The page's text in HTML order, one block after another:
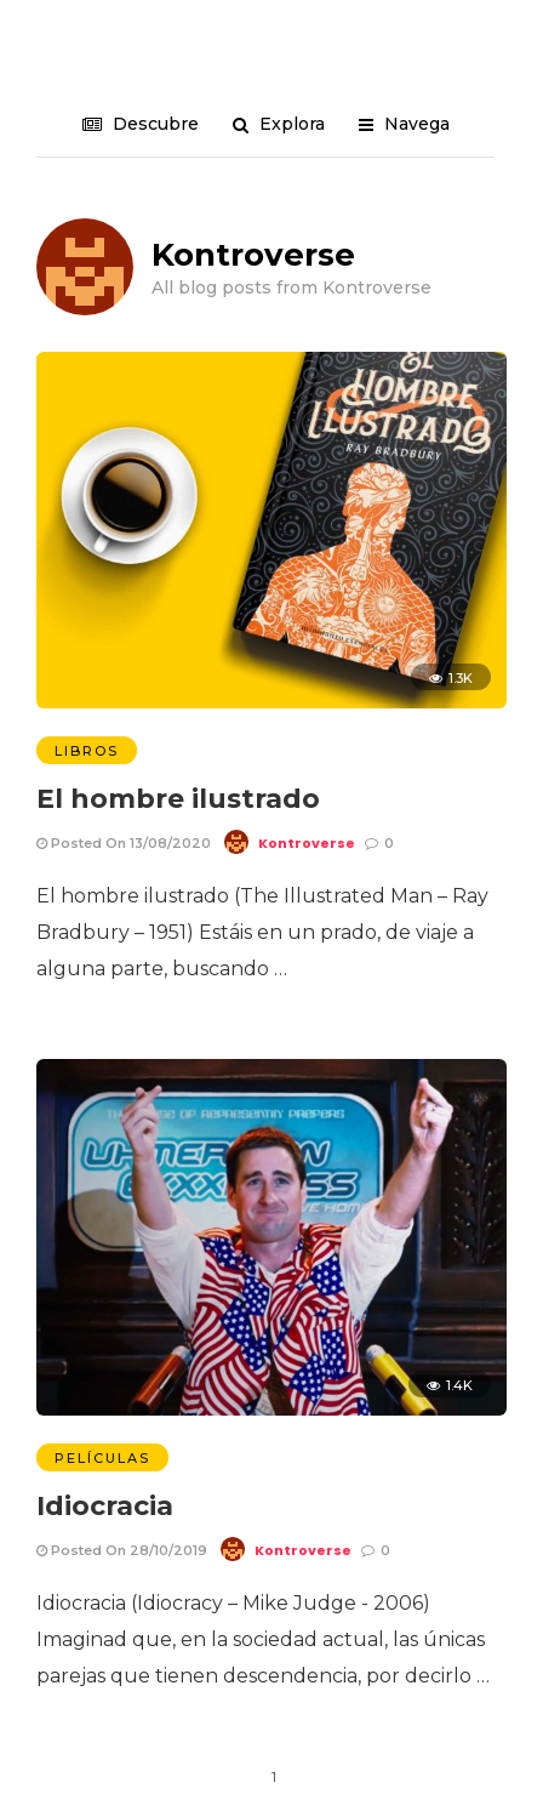
Descubre Explora Navega
Kontroverse
All blog posts from Kontroverse
1.3K
LIBROS
El hombre ilustrado
Posted On 13/08/2020 Kontroverse 0
El hombre ilustrado (The Illustrated Man – Ray
Bradbury – 1951) Estáis en un prado, de viaje a
alguna parte, buscando …
1.4K
PELÍCULAS
Idiocracia
Posted On 28/10/2019 Kontroverse 0
Idiocracia (Idiocracy – Mike Judge - 2006)
Imaginad que, en la sociedad actual, las únicas
parejas que tienen descendencia, por decirlo …
1